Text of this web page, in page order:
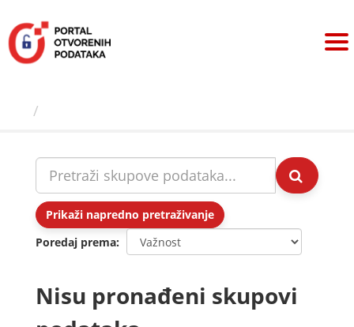
sadržaj
Prikaži napredno pretraživanje
Poredaj prema
Nisu pronađeni skupovi